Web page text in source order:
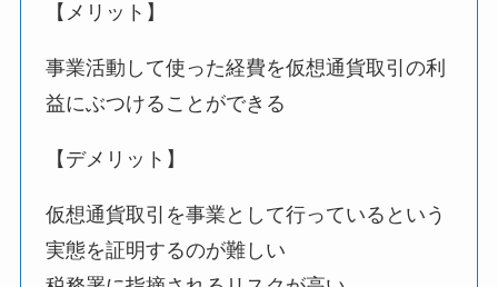
【メリット】
事業活動して使った経費を仮想通貨取引の利
益にぶつけることができる
【デメリット】
仮想通貨取引を事業として行っているという
実態を証明するのが難しい